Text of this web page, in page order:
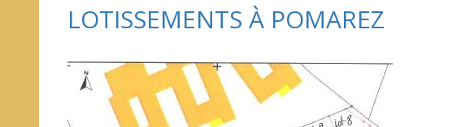
LOTISSEMENTS À POMAREZ